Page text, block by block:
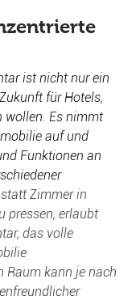
ist nicht nur ein
für Hotels,
wollen. Es nimmt
auf und
Funktionen an
Zimmer in
pressen, erlaubt
das volle
Raum kann je nach